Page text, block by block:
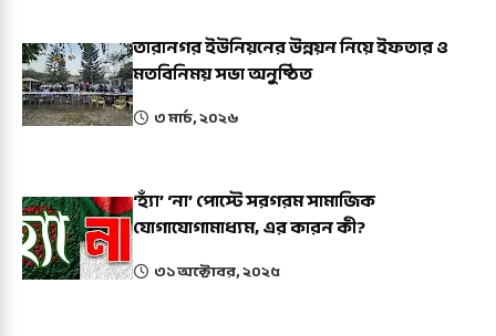
তারানগর ইউনিয়নের উন্নয়ন নিয়ে ইফতার ও
মতবিনিময় সভা অনুষ্ঠিত
৩ মার্চ, ২০২৬
‘হ্যাঁ’ ‘না’ পোস্টে সরগরম সামাজিক
যোগাযোগামাধ্যম, এর কারন কী?
৩১ অক্টোবর, ২০২৫